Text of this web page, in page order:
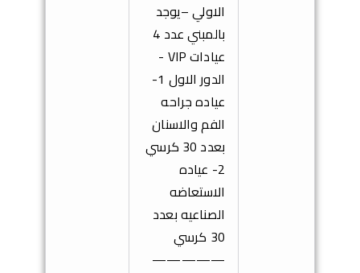
الاولي–يوجد
بالمبني عدد 4
عياداتVIP
-
الدور الاول 1-
عياده جراحه
الفم والاسنان
بعدد 30 كرسي
2- عياده
الاستعاضه
الصناعيه بعدد
30 كرسي
—————